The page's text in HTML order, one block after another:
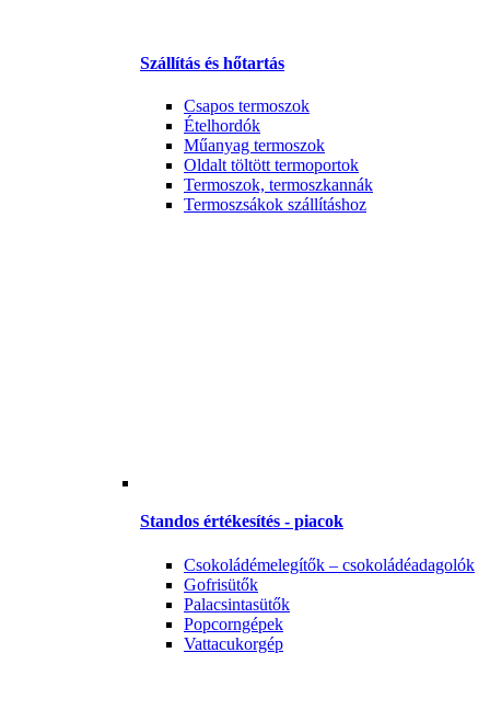
Szállítás és hőtartás
Csapos termoszok
Ételhordók
Műanyag termoszok
Oldalt töltött termoportok
Termoszok, termoszkannák
Termoszsákok szállításhoz
Standos értékesítés - piacok
Csokoládémelegítők – csokoládéadagolók
Gofrisütők
Palacsintasütők
Popcorngépek
Vattacukorgép